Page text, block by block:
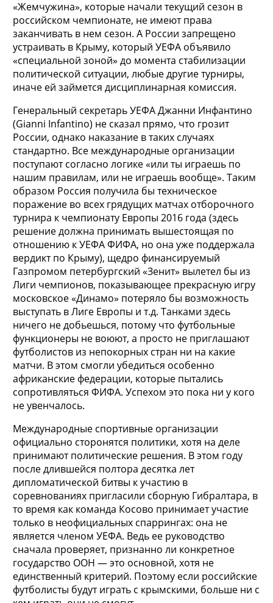
«Жемчужина», которые начали текущий сезон в
российском чемпионате, не имеют права
заканчивать в нем сезон. А России запрещено
устраивать в Крыму, который УЕФА объявило
«специальной зоной» до момента стабилизации
политической ситуации, любые другие турниры,
иначе ей займется дисциплинарная комиссия.
Генеральный секретарь УЕФА Джанни Инфантино
(Gianni Infantino) не сказал прямо, что грозит
России, однако наказание в таких случаях
стандартно. Все международные организации
поступают согласно логике «или ты играешь по
нашим правилам, или не играешь вообще». Таким
образом Россия получила бы техническое
поражение во всех грядущих матчах отборочного
турнира к чемпионату Европы 2016 года (здесь
решение должна принимать вышестоящая по
отношению к УЕФА ФИФА, но она уже поддержала
вердикт по Крыму), щедро финансируемый
Газпромом петербургский «Зенит» вылетел бы из
Лиги чемпионов, показывающее прекрасную игру
московское «Динамо» потеряло бы возможность
выступать в Лиге Европы и т.д. Танками здесь
ничего не добьешься, потому что футбольные
функционеры не воюют, а просто не приглашают
футболистов из непокорных стран ни на какие
матчи. В этом смогли убедиться особенно
африканские федерации, которые пытались
сопротивляться ФИФА. Успехом это пока ни у кого
не увенчалось.
Международные спортивные организации
официально сторонятся политики, хотя на деле
принимают политические решения. В этом году
после длившейся полтора десятка лет
дипломатической битвы к участию в
соревнованиях пригласили сборную Гибралтара, в
то время как команда Косово принимает участие
только в неофициальных спаррингах: она не
является членом УЕФА. Ведь ее руководство
сначала проверяет, признанно ли конкретное
государство ООН — это основной, хотя не
единственный критерий. Поэтому если российские
футболисты будут играть с крымскими, больше ни с